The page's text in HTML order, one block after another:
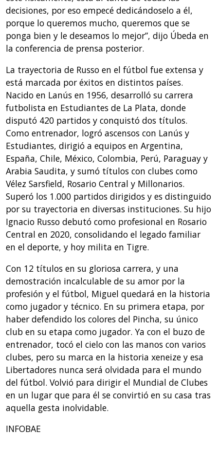
decisiones, por eso empecé dedicándoselo a él,
porque lo queremos mucho, queremos que se
ponga bien y le deseamos lo mejor”, dijo Úbeda en
la conferencia de prensa posterior.
La trayectoria de Russo en el fútbol fue extensa y
está marcada por éxitos en distintos países.
Nacido en Lanús en 1956, desarrolló su carrera
futbolista en Estudiantes de La Plata, donde
disputó 420 partidos y conquistó dos títulos.
Como entrenador, logró ascensos con Lanús y
Estudiantes, dirigió a equipos en Argentina,
España, Chile, México, Colombia, Perú, Paraguay y
Arabia Saudita, y sumó títulos con clubes como
Vélez Sarsfield, Rosario Central y Millonarios.
Superó los 1.000 partidos dirigidos y es distinguido
por su trayectoria en diversas instituciones. Su hijo
Ignacio Russo debutó como profesional en Rosario
Central en 2020, consolidando el legado familiar
en el deporte, y hoy milita en Tigre.
Con 12 títulos en su gloriosa carrera, y una
demostración incalculable de su amor por la
profesión y el fútbol, Miguel quedará en la historia
como jugador y técnico. En su primera etapa, por
haber defendido los colores del Pincha, su único
club en su etapa como jugador. Ya con el buzo de
entrenador, tocó el cielo con las manos con varios
clubes, pero su marca en la historia xeneize y esa
Libertadores nunca será olvidada para el mundo
del fútbol. Volvió para dirigir el Mundial de Clubes
en un lugar que para él se convirtió en su casa tras
aquella gesta inolvidable.
INFOBAE